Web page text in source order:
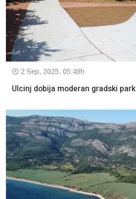
2 Sep, 2025. 05:49h
Ulcinj dobija moderan gradski park